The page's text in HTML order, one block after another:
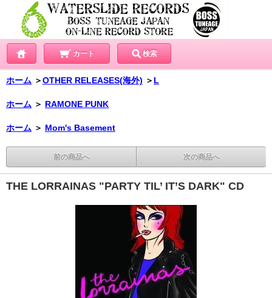
カート 検索
ホーム ＞OTHER RELEASES(海外) ＞ L
ホーム ＞ RAMONE PUNK
ホーム ＞ Mom's Basement
前の商品へ 次の商品へ
THE LORRAINAS "PARTY TIL’ IT’S DARK" CD